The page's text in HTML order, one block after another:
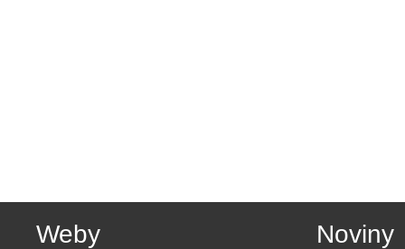
Weby Noviny